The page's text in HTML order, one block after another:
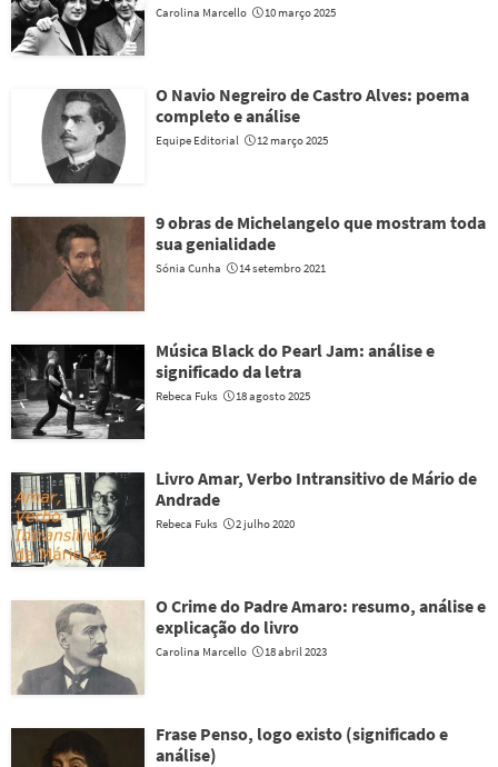
Carolina Marcello 10 março 2025
O Navio Negreiro de Castro Alves: poema
completo e análise
Equipe Editorial 12 março 2025
9 obras de Michelangelo que mostram toda
sua genialidade
Sónia Cunha 14 setembro 2021
Música Black do Pearl Jam: análise e
significado da letra
Rebeca Fuks 18 agosto 2025
Livro Amar, Verbo Intransitivo de Mário de
Andrade
Rebeca Fuks 2 julho 2020
O Crime do Padre Amaro: resumo, análise e
explicação do livro
Carolina Marcello 18 abril 2023
Frase Penso, logo existo (significado e
análise)